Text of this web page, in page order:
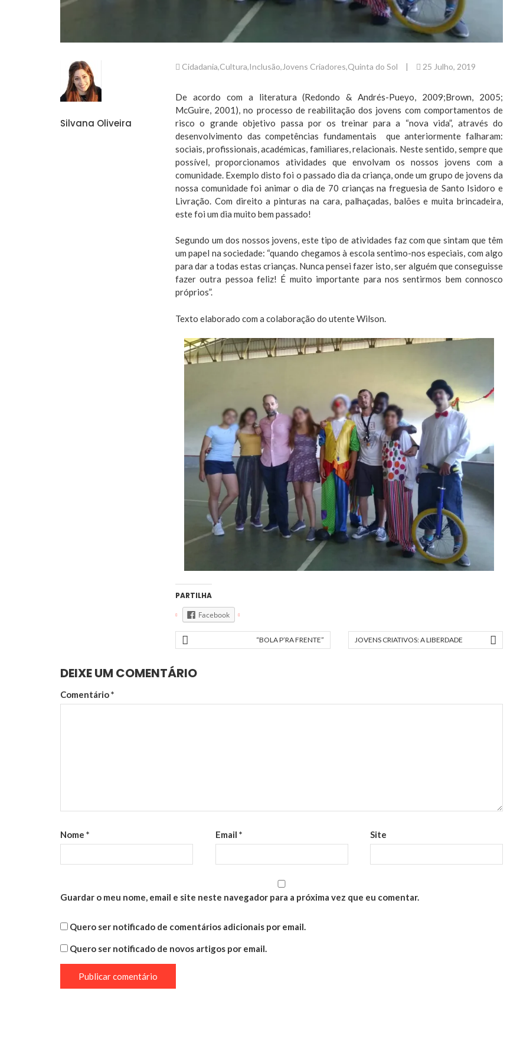
Silvana Oliveira
Cidadania,Cultura,Inclusão, Jovens Criadores,Quinta do Sol | 25 Julho, 2019
De acordo com a literatura (Redondo & Andrés-Pueyo, 2009;Brown, 2005;
McGuire, 2001), no processo de reabilitação dos jovens com comportamentos de
risco o grande objetivo passa por os treinar para a “nova vida”, através do
desenvolvimento das competências fundamentais que anteriormente falharam:
sociais, profissionais, académicas, familiares, relacionais. Neste sentido, sempre que
possível, proporcionamos atividades que envolvam os nossos jovens com a
comunidade. Exemplo disto foi o passado dia da criança, onde um grupo de jovens da
nossa comunidade foi animar o dia de 70 crianças na freguesia de Santo Isidoro e
Livração. Com direito a pinturas na cara, palhaçadas, balões e muita brincadeira,
este foi um dia muito bem passado!
Segundo um dos nossos jovens, este tipo de atividades faz com que sintam que têm
um papel na sociedade: “quando chegamos à escola sentimo-nos especiais, com algo
para dar a todas estas crianças. Nunca pensei fazer isto, ser alguém que conseguisse
fazer outra pessoa feliz! É muito importante para nos sentirmos bem connosco
próprios”.
Texto elaborado com a colaboração do utente Wilson.
PARTILHA
Facebook
“BOLA P’RA FRENTE” JOVENS CRIATIVOS: A LIBERDADE
DEIXE UM COMENTÁRIO
Comentário*
Nome * Email * Site
Guardar o meu nome, email e site neste navegador para a próxima vez que eu comentar.
Quero ser notificado de comentários adicionais por email.
Quero ser notificado de novos artigos por email.